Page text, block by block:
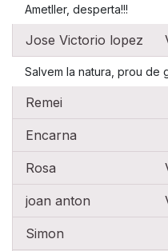
Ametller, desperta!!!
Jose Victorio lopez
Salvem la natura, prou de
Remei
Encarna
Rosa
joan anton
Simon